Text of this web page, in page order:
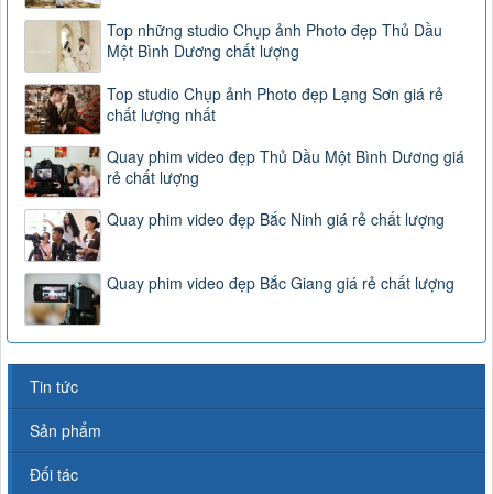
Top những studio Chụp ảnh Photo đẹp Thủ Dầu
Một Bình Dương chất lượng
Top studio Chụp ảnh Photo đẹp Lạng Sơn giá rẻ
chất lượng nhất
Quay phim video đẹp Thủ Dầu Một Bình Dương giá
rẻ chất lượng
Quay phim video đẹp Bắc Ninh giá rẻ chất lượng
Quay phim video đẹp Bắc Giang giá rẻ chất lượng
Tin tức
Sản phẩm
Đối tác